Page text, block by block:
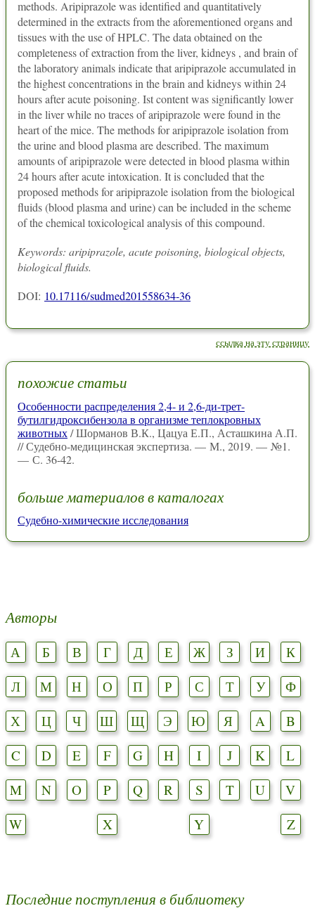
methods. Aripiprazole was identified and quantitatively
determined in the extracts from the aforementioned organs and
tissues with the use of HPLC. The data obtained on the
completeness of extraction from the liver, kidneys , and brain of
the laboratory animals indicate that aripiprazole accumulated in
the highest concentrations in the brain and kidneys within 24
hours after acute poisoning. Ist content was significantly lower
in the liver while no traces of aripiprazole were found in the
heart of the mice. The methods for aripiprazole isolation from
the urine and blood plasma are described. The maximum
amounts of aripiprazole were detected in blood plasma within
24 hours after acute intoxication. It is concluded that the
proposed methods for aripiprazole isolation from the biological
fluids (blood plasma and urine) can be included in the scheme
of the chemical toxicological analysis of this compound.
Keywords: aripiprazole, acute poisoning, biological objects,
biological fluids.
DOI: 10.17116/sudmed201558634-36
ссылка на эту страницу
похожие статьи
Особенности распределения 2,4- и 2,6-ди-трет-
бутилгидроксибензола в организме теплокровных
животных/ Шорманов В.К., Цацуа Е.П., Асташкина А.П.
// Судебно-медицинская экспертиза. — М., 2019. — №1.
— С. 36-42.
больше материалов в каталогах
Судебно-химические исследования
Авторы
А Б В Г Д Е Ж З И
К
Л
М Н О П Р С Т У
Ф
Х
Ц Ч Ш Щ Э Ю Я A
B
C
D E F G H I J K
L
M
N O P Q R S T U
V
W
X Y Z
Последние поступления в библиотеку